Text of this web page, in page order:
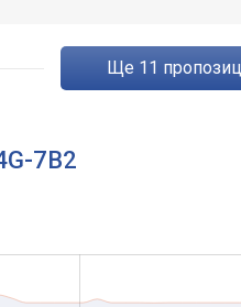
ще 11
7B2